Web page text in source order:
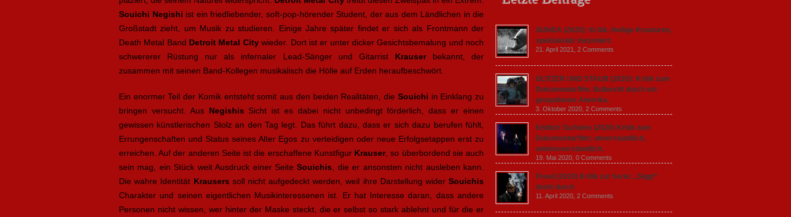
Souichi Negishi ist ein friedliebender, soft-pop-hörender Student, der aus dem Ländlichen in die
Großstadt zieht, um Musik zu studieren. Einige Jahre später findet er sich als Frontmann der
Death Metal Band Detroit Metal Citywieder. Dort ist er unter dicker Gesichtsbemalung und noch
schwererer Rüstung nur als infernaler Lead-Sänger und GitarristKrauserbekannt, der
zusammen mit seinen Band-Kollegen musikalisch die Hölle auf Erden heraufbeschwört.
Ein enormer Teil der Komik entsteht somit aus den beiden Realitäten, die Souichi in Einklang zu
bringen versucht. AusNegishis Sicht ist es dabei nicht unbedingt förderlich, dass er einen
gewissen künstlerischen Stolz an den Tag legt. Das führt dazu, dass er sich dazu berufen fühlt,
Errungenschaften und Status seines Alter Egos zu verteidigen oder neue Erfolgsetappen erst zu
erreichen. Auf der anderen Seite ist die erschaffene Kunstfigur Krauser, so überbordend sie auch
sein mag, ein Stück weit Ausdruck einer SeiteSouichis , die er ansonsten nicht ausleben kann.
Die wahre Identität Krausers soll nicht aufgedeckt werden, weil ihre Darstellung widerSouichis
Charakter und seinen eigentlichen Musikinteressenen ist. Er hat Interesse daran, dass andere
Personen nicht wissen, wer hinter der Maske steckt, die er selbst so stark ablehnt und für die er
GUNDA (2020): Kritik. Heilige Kreaturen,
spektakulär inszeniert.
21. April 2021, 2 Comments
GLITZER UND STAUB (2020): Kritik zum
Dokumentarfilm. Bullenritt durch ein
gespaltenes Amerika.
3. Oktober 2020, 2 Comments
Endlich Tacheles (2020) Kritik zum
Dokumentarfilm: unverständlich,
unmissverständlich.
19. Mai 2020, 0 Comments
Freud (2020) Kritik zur Serie: „Siggi“
dreht durch
11. April 2020, 2 Comments